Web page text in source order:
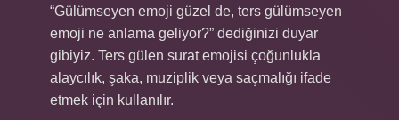
“Gülümseyen emoji güzel de, ters gülümseyen
emoji ne anlama geliyor?” dediğinizi duyar
gibiyiz. Ters gülen surat emojisi çoğunlukla
alaycılık, şaka, muziplik veya saçmalığı ifade
etmek için kullanılır.